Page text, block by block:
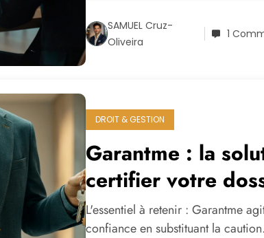
SAMUEL Cruz-
Oliveira
1
DROIT & GESTION
Garantme : la
certifier votre
L'essentiel à retenir : Garantme
confiance en substituant la